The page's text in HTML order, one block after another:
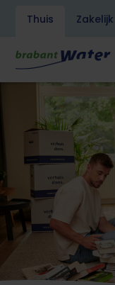
Overslaan
naar
de
Thuis Zakelijk